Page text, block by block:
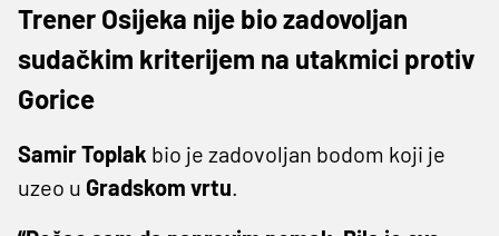
Trener Osijeka nije bio zadovoljan
sudačkim kriterijem na utakmici protiv
Gorice
Samir Toplak bio je zadovoljan bodom koji je
uzeo u Gradskom vrtu.